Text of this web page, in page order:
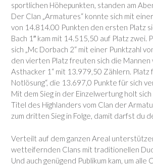
sportlichen Höhepunkten, standen am
Der Clan „Armatures“ konnte sich mit
von 14.814.00 Punkten den ersten Platz
Bach 1″ kam mit 14.515,50 auf Platz zwei.
sich „Mc Dorbach 2“ mit einer Punktzahl
den vierten Platz freuten sich die Mannen
Asthacker 1“ mit 13.979,50 Zählern. Platz
Notlösung“, die 13.697,0 Punkte für sich
Mit dem Sieg in der Einzelwertung holt
Titel des Highlanders vom Clan der
zum dritten Sieg in Folge, damit darfst du
Verteilt auf dem ganzen Areal
wetteifernden Clans mit traditionellen
Und auch genügend Publikum kam, um alle